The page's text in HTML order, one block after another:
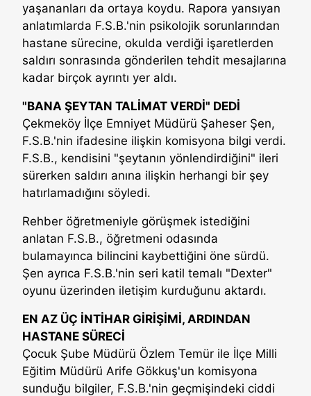
yaşananları da ortaya koydu. Rapora yansıyan
anlatımlarda F.S.B.'nin psikolojik sorunlarından
hastane sürecine, okulda verdiği işaretlerden
saldırı sonrasında gönderilen tehdit mesajlarına
kadar birçok ayrıntı yer aldı.
"BANA ŞEYTAN TALİMAT VERDİ" DEDİ
Çekmeköy İlçe Emniyet Müdürü Şaheser Şen,
F.S.B.'nin ifadesine ilişkin komisyona bilgi verdi.
F.S.B., kendisini "şeytanın yönlendirdiğini" ileri
sürerken saldırı anına ilişkin herhangi bir şey
hatırlamadığını söyledi.
Rehber öğretmeniyle görüşmek istediğini
anlatan F.S.B., öğretmeni odasında
bulamayınca bilincini kaybettiğini öne sürdü.
Şen ayrıca F.S.B.'nin seri katil temalı "Dexter"
oyunu üzerinden iletişim kurduğunu aktardı.
EN AZ ÜÇ İNTİHAR GİRİŞİMİ, ARDINDAN
HASTANE SÜRECİ
Çocuk Şube Müdürü Özlem Temür ile İlçe Milli
Eğitim Müdürü Arife Gökkuş'un komisyona
sunduğu bilgiler, F.S.B.'nin geçmişindeki ciddi